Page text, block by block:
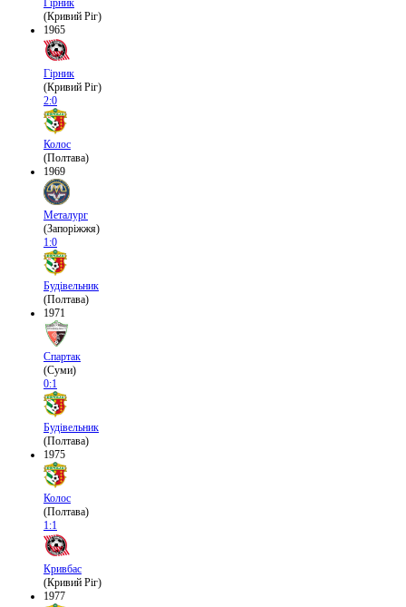
Гірник
(Кривий Ріг)
1965
Гірник
(Кривий Ріг)
2:0
Колос
(Полтава)
1969
Металург
(Запоріжжя)
1:0
Будівельник
(Полтава)
1971
Спартак
(Суми)
0:1
Будівельник
(Полтава)
1975
Колос
(Полтава)
1:1
Кривбас
(Кривий Ріг)
1977